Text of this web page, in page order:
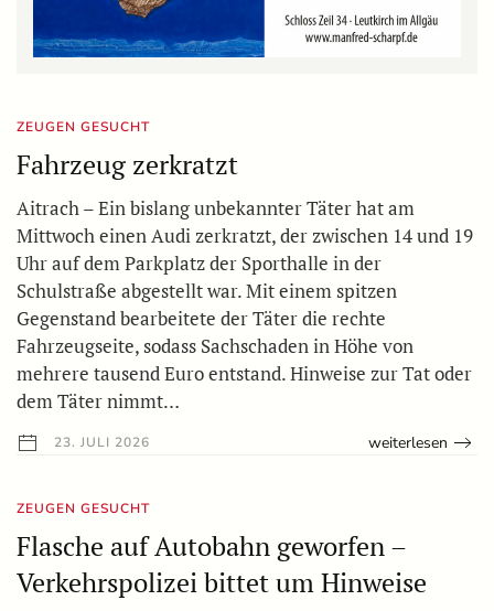
ZEUGEN GESUCHT
Fahrzeug zerkratzt
Aitrach – Ein bislang unbekannter Täter hat am
Mittwoch einen Audi zerkratzt, der zwischen 14 und 19
Uhr auf dem Parkplatz der Sporthalle in der
Schulstraße abgestellt war. Mit einem spitzen
Gegenstand bearbeitete der Täter die rechte
Fahrzeugseite, sodass Sachschaden in Höhe von
mehrere tausend Euro entstand. Hinweise zur Tat oder
dem Täter nimmt…
23. JULI 2026 weiterlesen
ZEUGEN GESUCHT
Flasche auf Autobahn geworfen –
Verkehrspolizei bittet um Hinweise